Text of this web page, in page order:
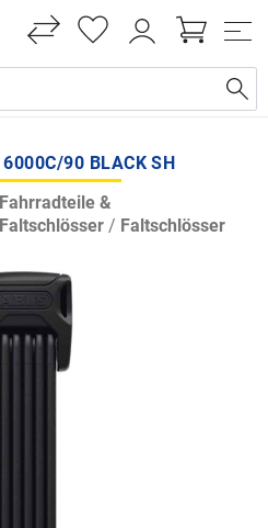
6000C/90 BLACK SH
Fahrradteile &
Faltschlösser/ Faltschlösser